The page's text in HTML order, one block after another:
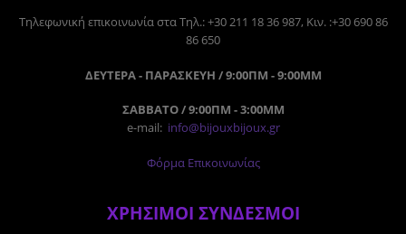
Tηλεφωνική επικοινωνία στα Τηλ.: +30 211 18 36 987, Κιν. :+30 690 86
86 650
ΔΕΥΤΕΡΑ - ΠΑΡΑΣΚΕΥΗ / 9:00ΠΜ - 9:00ΜΜ
ΣΑΒΒΑΤΟ / 9:00ΠΜ - 3:00ΜΜ
e-mail: info@bijouxbijoux.gr
Φόρμα Επικοινωνίας
ΧΡΗΣΙΜΟΙ ΣΥΝΔΕΣΜΟΙ